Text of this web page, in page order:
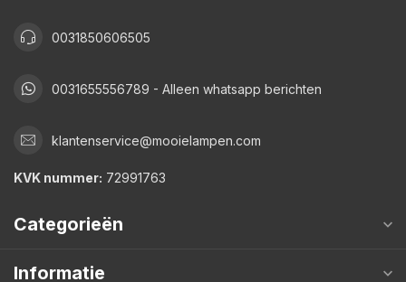
0031850606505
0031655556789 - Alleen whatsapp berichten
klantenservice@mooielampen.com
KVK nummer: 72991763
Categorieën
Informatie